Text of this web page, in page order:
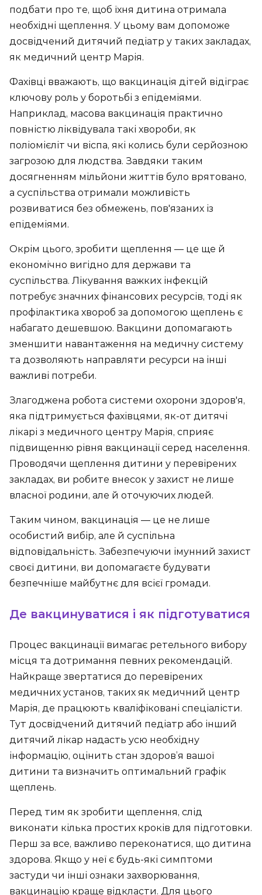
подбати про те, щоб їхня дитина отримала
необхідні щеплення. У цьому вам допоможе
досвідчений дитячий педіатр у таких закладах,
як медичний центр Марія.
Фахівці вважають, що вакцинація дітей відіграє
ключову роль у боротьбі з епідеміями.
Наприклад, масова вакцинація практично
повністю ліквідувала такі хвороби, як
поліомієліт чи віспа, які колись були серйозною
загрозою для людства. Завдяки таким
досягненням мільйони життів було врятовано,
а суспільства отримали можливість
розвиватися без обмежень, пов'язаних із
епідеміями.
Окрім цього, зробити щеплення — це ще й
економічно вигідно для держави та
суспільства. Лікування важких інфекцій
потребує значних фінансових ресурсів, тоді як
профілактика хвороб за допомогою щеплень є
набагато дешевшою. Вакцини допомагають
зменшити навантаження на медичну систему
та дозволяють направляти ресурси на інші
важливі потреби.
Злагоджена робота системи охорони здоров'я,
яка підтримується фахівцями, як-от дитячі
лікарі з медичного центру Марія, сприяє
підвищенню рівня вакцинації серед населення.
Проводячи щеплення дитини у перевірених
закладах, ви робите внесок у захист не лише
власної родини, але й оточуючих людей.
Таким чином, вакцинація — це не лише
особистий вибір, але й суспільна
відповідальність. Забезпечуючи імунний захист
своєї дитини, ви допомагаєте будувати
безпечніше майбутнє для всієї громади.
Де вакцинуватися і як підготуватися
Процес вакцинації вимагає ретельного вибору
місця та дотримання певних рекомендацій.
Найкраще звертатися до перевірених
медичних установ, таких як медичний центр
Марія, де працюють кваліфіковані спеціалісти.
Тут досвідчений дитячий педіатр або інший
дитячий лікар надасть усю необхідну
інформацію, оцінить стан здоров’я вашої
дитини та визначить оптимальний графік
щеплень.
Перед тим як зробити щеплення, слід
виконати кілька простих кроків для підготовки.
Перш за все, важливо переконатися, що дитина
здорова. Якщо у неї є будь-які симптоми
застуди чи інші ознаки захворювання,
вакцинацію краще відкласти. Для цього